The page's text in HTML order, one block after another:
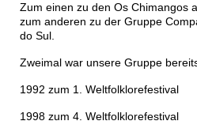
Zum einen zu den Os Chimangos
zum anderen zu der Gruppe
do Sul.
Zweimal war unsere Gruppe
1992 zum 1. Weltfolklorefestival
1998 zum 4. Weltfolklorefestival